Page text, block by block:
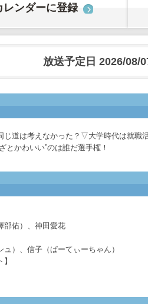
ンダーに登録
放送予定日 2026/08/
じ道は考えなかった？▽大学時代は就
とかわいい”のは誰だ選手権！
部佑）、神田愛花
ュ）、信子（ぱーてぃーちゃん）